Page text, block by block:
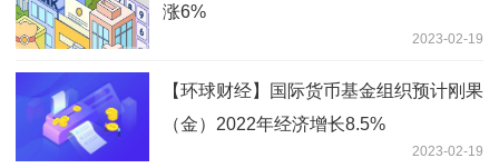
涨6%
2023-02-19
【环球财经】国际货币基金组织预计刚果
（金）2022年经济增长8.5%
2023-02-19